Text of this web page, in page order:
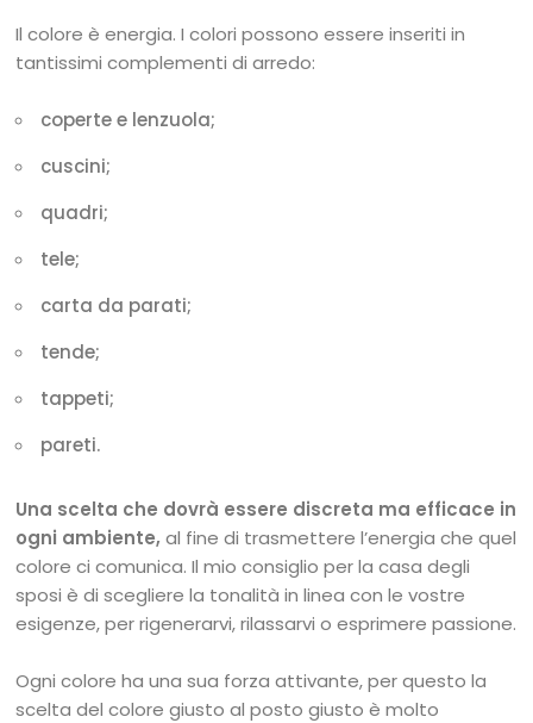
Il colore è energia. I colori possono essere inseriti in
tantissimi complementi di arredo:
coperte e lenzuola;
cuscini;
quadri;
tele;
carta da parati;
tende;
tappeti;
pareti.
Una scelta che dovrà essere discreta ma efficace in
ogni ambiente, al fine di trasmettere l’energia che quel
colore ci comunica. Il mio consiglio per la casa degli
sposi è di scegliere la tonalità in linea con le vostre
esigenze, per rigenerarvi, rilassarvi o esprimere passione.
Ogni colore ha una sua forza attivante, per questo la
scelta del colore giusto al posto giusto è molto